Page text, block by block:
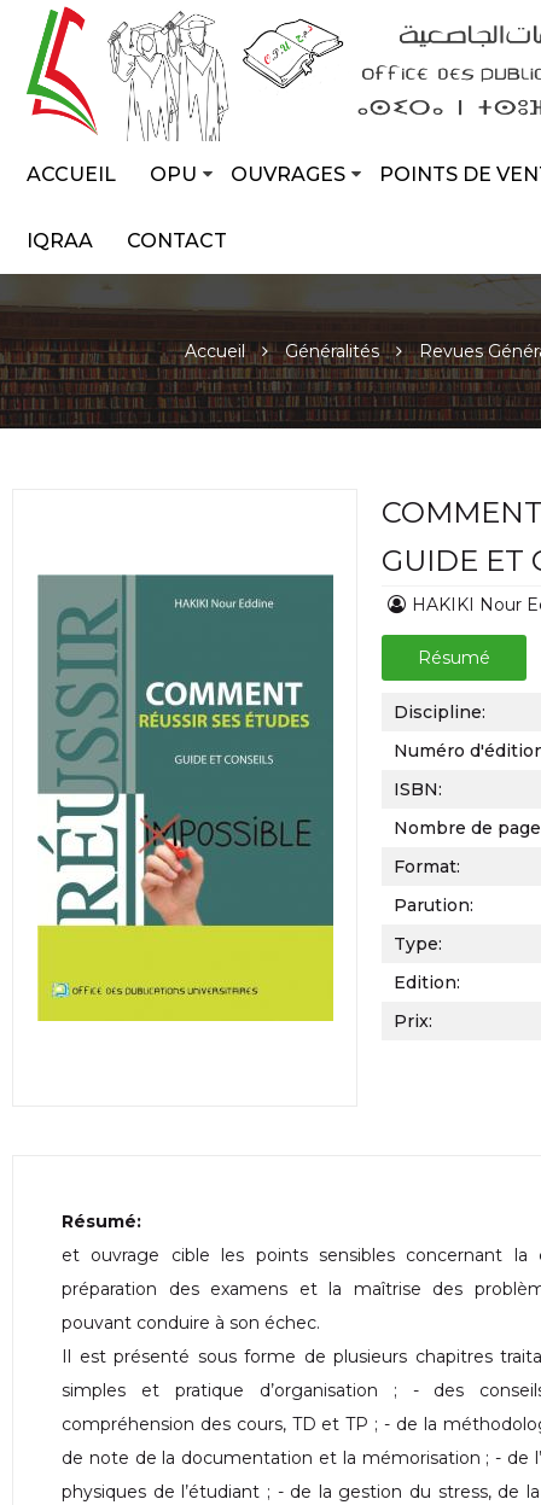
ACCUEIL OPU OUVRAGES POINTS DE
IQRAA CONTACT
Accueil Généralités Revues
GUIDE ET
HAKIKI Nour
Résumé
Discipline:
Numéro
ISBN:
Nombre de
Format:
Parution:
Type:
Edition:
Prix:
Résumé:
et ouvrage cible les points sensibles concernant la
préparation des examens et la maîtrise des
pouvant conduire à son échec.
Il est présenté sous forme de plusieurs chapitres
simples et pratique d’organisation ; - des
compréhension des cours, TD et TP ; - de la
de note de la documentation et la mémorisation ; - de
physiques de l’étudiant ; - de la gestion du stress, de